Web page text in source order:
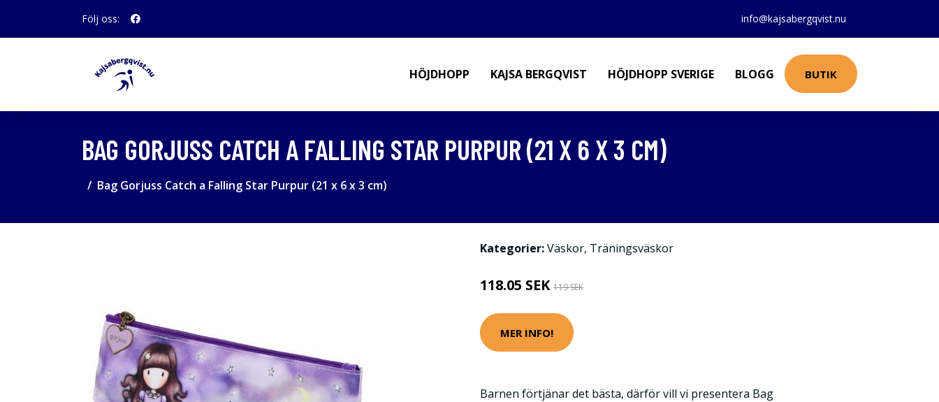
Följ oss: info@kajsabergqvist.nu
HÖJDHOPP KAJSA BERGQVIST HÖJDHOPP SVERIGE BLOGG BUTIK
BAG GORJUSS CATCH A FALLING STAR PURPUR (21 X 6 X 3 CM)
Bag Gorjuss Catch a Falling Star Purpur (21 x 6 x 3 cm)
Kategorier:Väskor, Träningsväskor
118.05 SEK 119 SEK
MER INFO!
Barnen förtjänar det bästa, därför vill vi presentera Bag